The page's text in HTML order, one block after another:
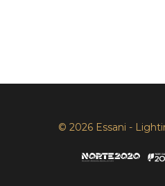
© 2026 Essani -